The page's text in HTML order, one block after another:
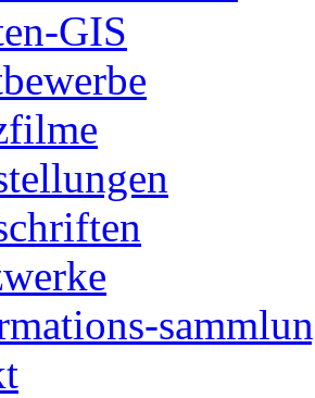
GIS